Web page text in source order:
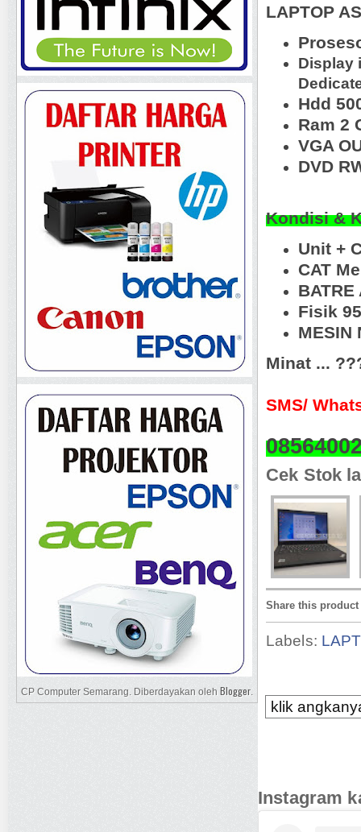
LAPTOP
Display
Hdd
Ram 2
VGA
DVD
Kondisi &
Unit +
CAT
BATRE
Fisik
MESIN
Minat ...
SMS/
Cek Stok
Share this product
Labels:
klik
Instagram
CP Computer Semarang. Diberdayakan oleh Blogger.